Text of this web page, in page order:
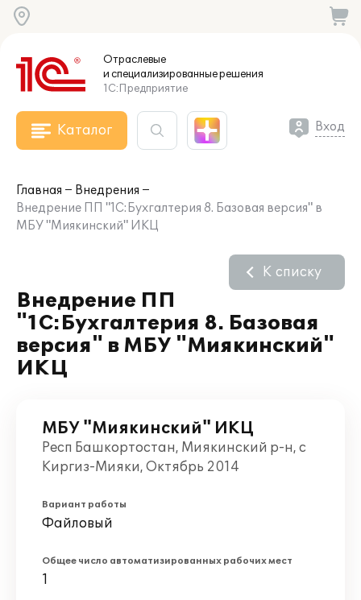
Отраслевые
и специализированныерешения
1С:Предприятие
Каталог Вход
Главная
Внедрения
Внедрение ПП "1С:Бухгалтерия 8. Базовая версия" в
МБУ "Миякинский" ИКЦ
Внедрение ПП
"1С:Бухгалтерия 8. Базовая
версия" в МБУ "Миякинский"
ИКЦ
К списку
МБУ "Миякинский" ИКЦ
Респ Башкортостан, Миякинский р-н, с
Киргиз-Мияки, Октябрь 2014
Вариант работы
Файловый
Общее число автоматизированных рабочих мест
1